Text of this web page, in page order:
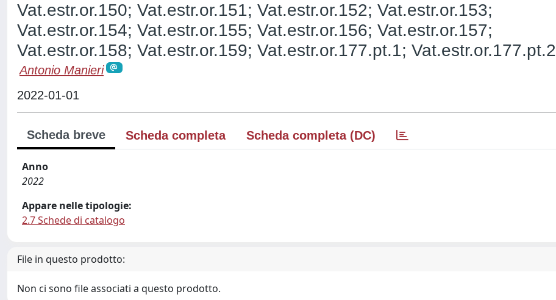
Vat.estr.or.150; Vat.estr.or.151; Vat.estr.or.152; Vat.estr.or.153;
Vat.estr.or.154; Vat.estr.or.155; Vat.estr.or.156; Vat.estr.or.157;
Vat.estr.or.158; Vat.estr.or.159; Vat.estr.or.177.pt.1; Vat.estr.or.177.pt.2
Antonio Manieri
2022-01-01
Scheda breve Scheda completa Scheda completa (DC)
Anno
2022
Appare nelle tipologie:
2.7 Schede di catalogo
File in questo prodotto:
Non ci sono file associati a questo prodotto.